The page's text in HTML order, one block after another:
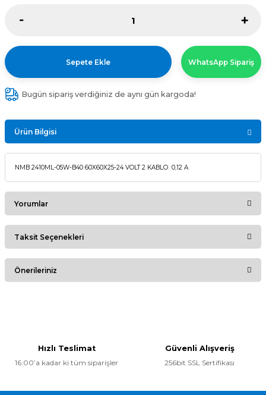
Sepete Ekle WhatsApp Sipariş
Bugün sipariş verdiğiniz de aynı gün kargoda!
Ürün Bilgisi
NMB 2410ML-05W-B40 60X60X25-24 VOLT 2 KABLO 0,12 A
Yorumlar
Bu ürüne ilk yorumu siz yapın!
Taksit Seçenekleri
Önerileriniz
Hızlı Teslimat
16:00’a kadar ki tüm siparişler
Güvenli Alışveriş
256bit SSL Sertifikası